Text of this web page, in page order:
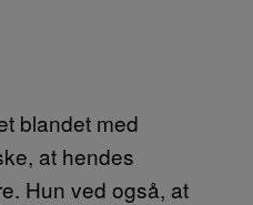
blandet med
at hendes
Hun ved også, at